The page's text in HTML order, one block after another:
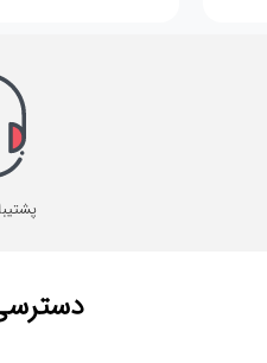
پشتیبانی